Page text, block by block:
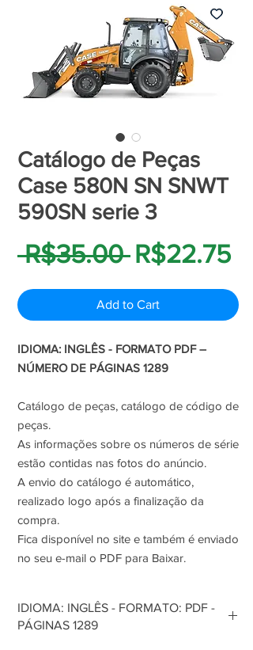
Catálogo de Peças
Case 580N SN SNWT
590SN serie 3
R$35.00 Regular
Price
R$22.75
Add to Cart
IDIOMA: INGLÊS - FORMATO PDF –
NÚMERO DE PÁGINAS 1289
Catálogo de peças, catálogo de código de
peças.
As informações sobre os números de série
estão contidas nas fotos do anúncio.
A envio do catálogo é automático,
realizado logo após a finalização da
compra.
Fica disponível no site e também é enviado
no seu e-mail o PDF para Baixar.
IDIOMA: INGLÊS - FORMATO: PDF -
PÁGINAS 1289